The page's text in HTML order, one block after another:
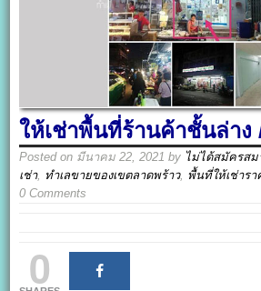
ให้เช่าพื้นที่ร้านค้าชั้นล่าง
Posted on มีนาคม 22, 2021 by ไม่ได้สมัครสม
เช่า, ทำเลขายของเขตลาดพร้าว, พื้นที่ให้เช่ารา
0 Comments
0